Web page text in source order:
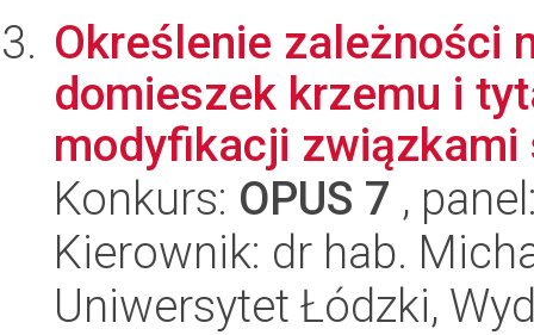
Określenie zależności
domieszek krzemu i
modyfikacji
Konkurs: OPUS 7 ,
Kierownik: dr hab.
Uniwersytet Łódzki,